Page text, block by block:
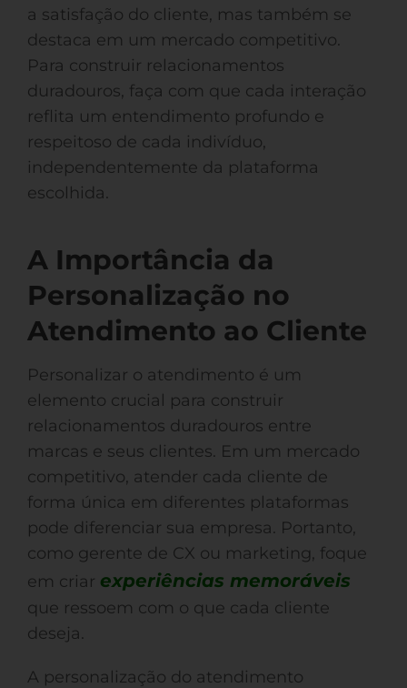
a satisfação do cliente, mas também se
destaca em um mercado competitivo.
Para construir relacionamentos
duradouros, faça com que cada interação
reflita um entendimento profundo e
respeitoso de cada indivíduo,
independentemente da plataforma
escolhida.
A Importância da
Personalização no
Atendimento ao Cliente
Personalizar o atendimento é um
elemento crucial para construir
relacionamentos duradouros entre
marcas e seus clientes. Em um mercado
competitivo, atender cada cliente de
forma única em diferentes plataformas
pode diferenciar sua empresa. Portanto,
como gerente de CX ou marketing, foque
em criar experiências memoráveis
que ressoem com o que cada cliente
deseja.
A personalização do atendimento